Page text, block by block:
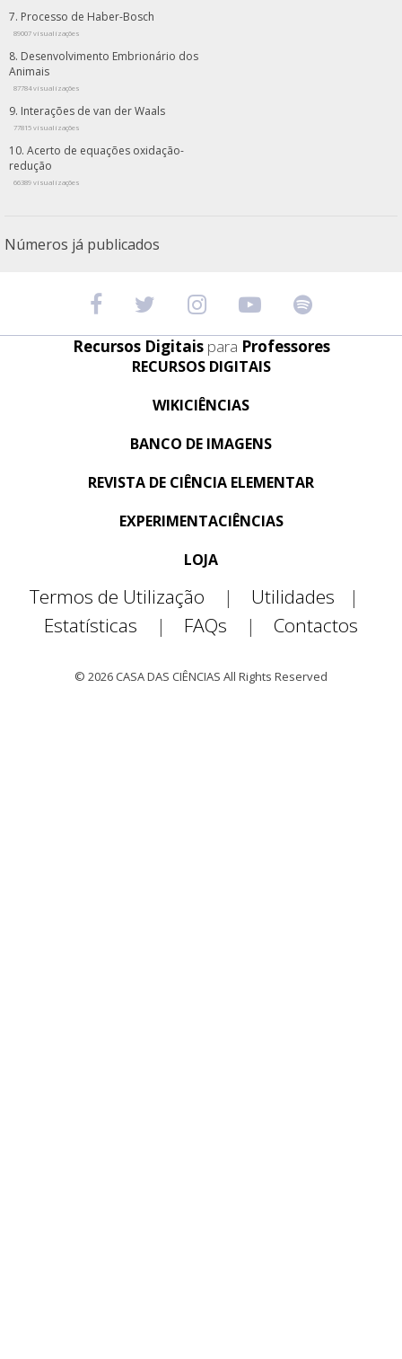
Processo de Haber-Bosch
89007 visualizações
Desenvolvimento Embrionário dos
Animais
87784 visualizações
Interações de van der Waals
77815 visualizações
Acerto de equações oxidação-
redução
66389 visualizações
Números já publicados
Recursos Digitais para Professores
RECURSOS DIGITAIS
WIKICIÊNCIAS
BANCO DE IMAGENS
REVISTA DE CIÊNCIA ELEMENTAR
EXPERIMENTACIÊNCIAS
LOJA
Termos de Utilização | Utilidades
|
Estatísticas
| FAQs | Contactos
© 2026 CASA DAS CIÊNCIAS All Rights Reserved